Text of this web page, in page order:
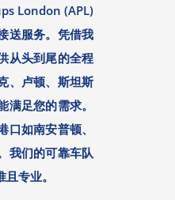
London (APL)
送服务。凭借我
从头到尾的全程
、卢顿、斯坦斯
足您的需求。
如南安普顿、
我们的可靠车队
专业。